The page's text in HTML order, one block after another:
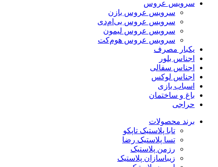
سرویس عروس
سرویس عروس بازن
سرویس عروس بی‌ام‌دی
سرویس عروس لیمون
سرویس عروس هوم‌کت
یکبار مصرف
اجناس بلور
اجناس سفالی
اجناس لوکس
اسباب بازی
باغ و ساختمان
حراجی
برند محصولات
تابا پلاستیک تاپکو
تسا پلاستیک رضا
رزمن پلاستیک
زیباسازان پلاستیک